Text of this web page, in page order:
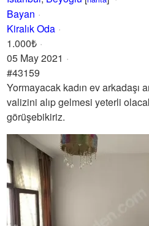
Bayan
Kiralık Oda
1.000₺
05 May 2021
#43159
Yormayacak kadın ev arkadaşı
valizini alıp gelmesi yeterli
görüşebikiriz.